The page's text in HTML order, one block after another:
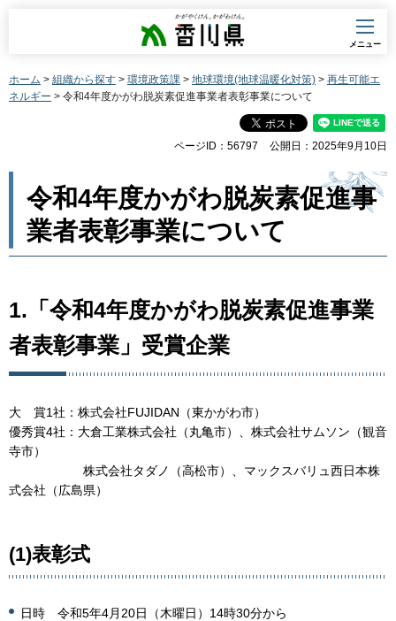
香川県
メニュー
ホーム > 組織から探す > 環境政策課 > 地球環境(地球温暖化対策) > 再生可能エ
ネルギー > 令和4年度かがわ脱炭素促進事業者表彰事業について
ページID：56797 公開日：2025年9月10日
令和4年度かがわ脱炭素促進事
業者表彰事業について
1.「令和4年度かがわ脱炭素促進事業
者表彰事業」受賞企業
大 賞1社：株式会社FUJIDAN（東かがわ市）
優秀賞4社：大倉工業株式会社（丸亀市）、株式会社サムソン（観音
寺市）
株式会社タダノ（高松市）、マックスバリュ西日本株
式会社（広島県）
(1)表彰式
日時
令和5年4月20日（木曜日）14時30分から